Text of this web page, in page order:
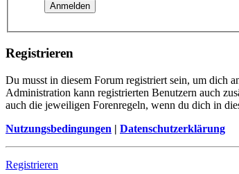
Registrieren
Du musst in diesem Forum registriert sein, um dich
Administration kann registrierten Benutzern auch
auch die jeweiligen Forenregeln, wenn du dich in
Nutzungsbedingungen | Datenschutzerklärung
Registrieren